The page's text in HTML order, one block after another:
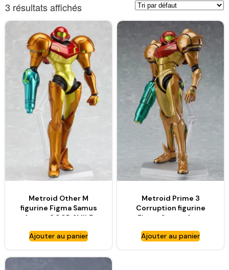
3 résultats affichés
Metroid Other M
figurine Figma Samus
Aran – GOOD SMILE
Ajouter au panier
Metroid Prime 3
Corruption figurine
Figma Samus Aran
SMILE COMPAGNY
Ajouter au panier